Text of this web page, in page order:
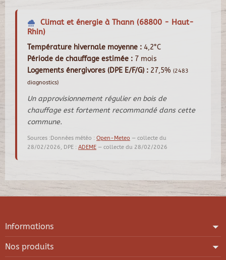
Climat et énergie à Thann (68800 - Haut-
Rhin)
Température hivernale moyenne : 4,2°C
Période de chauffage estimée : 7 mois
Logements énergivores (DPE E/F/G) : 27,5% (2483
diagnostics)
Un approvisionnement régulier en bois de
chauffage est fortement recommandé dans cette
commune.
Sources :Données météo : Open-Meteo — collecte du
28/02/2026, DPE : ADEME — collecte du 28/02/2026
Informations
Nos produits